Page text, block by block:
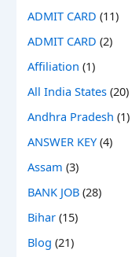
ADMIT CARD (11)
ADMIT CARD (2)
Affiliation (1)
All India States (20)
Andhra Pradesh (1)
ANSWER KEY (4)
Assam (3)
BANK JOB (28)
Bihar (15)
Blog (21)